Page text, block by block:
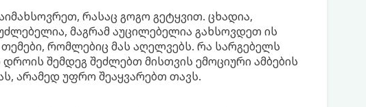
რასაც გოგო გეტყვით. ცხადია,
მაგრამ აუცილებელია გახსოვდეთ ის
რომლებიც მას აღელვებს. რა სარგებელს
შემდეგ შეძლებთ მისთვის ემოციური ამბების
არამედ უფრო შეაყვარებთ თავს.